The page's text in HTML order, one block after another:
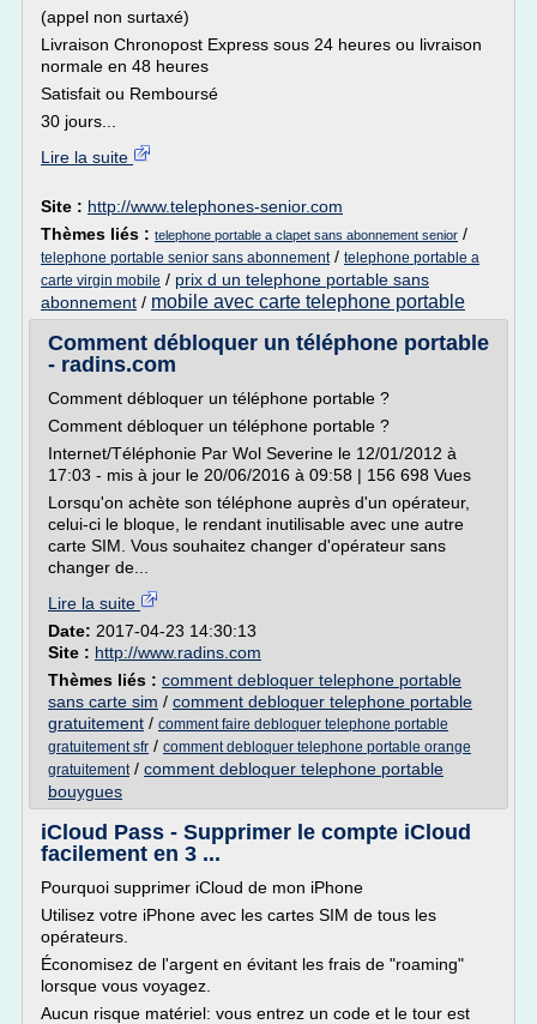
(appel non surtaxé)
Livraison Chronopost Express sous 24 heures ou livraison
normale en 48 heures
Satisfait ou Remboursé
30 jours...
Lire la suite
Site : http://www.telephones-senior.com
Thèmes liés : telephone portable a clapet sans abonnement senior /
telephone portable senior sans abonnement/ telephone portable a
carte virgin mobile / prix d un telephone portable sans
abonnement / mobile avec carte telephone portable
Comment débloquer un téléphone portable
- radins.com
Comment débloquer un téléphone portable ?
Comment débloquer un téléphone portable ?
Internet/Téléphonie Par Wol Severine le 12/01/2012 à
17:03 - mis à jour le 20/06/2016 à 09:58 | 156 698 Vues
Lorsqu'on achète son téléphone auprès d'un opérateur,
celui-ci le bloque, le rendant inutilisable avec une autre
carte SIM. Vous souhaitez changer d'opérateur sans
changer de...
Lire la suite
Date: 2017-04-23 14:30:13
Site : http://www.radins.com
Thèmes liés : comment debloquer telephone portable
sans carte sim / comment debloquer telephone portable
gratuitement / comment faire debloquer telephone portable
gratuitement sfr / comment debloquer telephone portable orange
gratuitement/ comment debloquer telephone portable
bouygues
iCloud Pass - Supprimer le compte iCloud
facilement en 3 ...
Pourquoi supprimer iCloud de mon iPhone
Utilisez votre iPhone avec les cartes SIM de tous les
opérateurs.
Économisez de l'argent en évitant les frais de "roaming"
lorsque vous voyagez.
Aucun risque matériel: vous entrez un code et le tour est